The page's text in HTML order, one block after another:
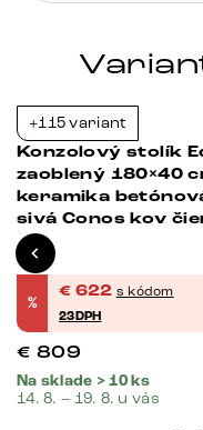
+115 variant
Konzolový stolík
zaoblený 180×40
keramika
sivá Conos kov
%
€ 622 s kódom
23DPH
€ 809
Na sklade > 10 ks
14. 8. – 19. 8. u vás